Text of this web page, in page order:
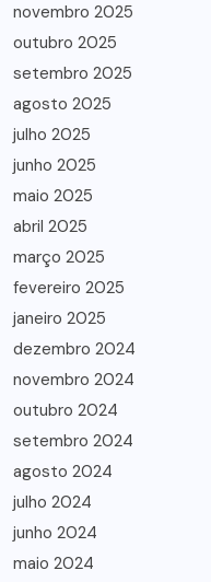
novembro 2025
outubro 2025
setembro 2025
agosto 2025
julho 2025
junho 2025
maio 2025
abril 2025
março 2025
fevereiro 2025
janeiro 2025
dezembro 2024
novembro 2024
outubro 2024
setembro 2024
agosto 2024
julho 2024
junho 2024
maio 2024